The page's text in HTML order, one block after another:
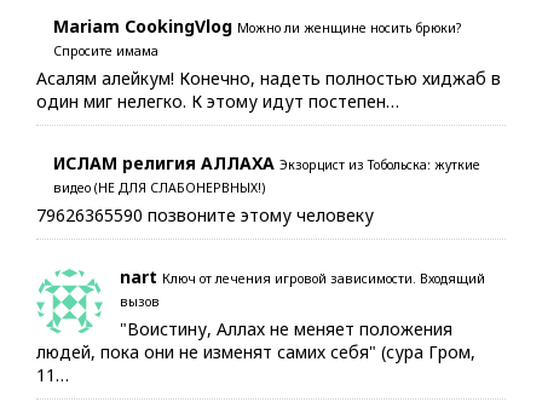
Mariam CookingVlog Можно ли женщине носить брюки?
Спросите имама
Асалям алейкум! Конечно, надеть полностью хиджаб в
один миг нелегко. К этому идут постепен…
ИСЛАМ религия АЛЛАХА Экзорцист из Тобольска: жуткие
видео (НЕ ДЛЯ СЛАБОНЕРВНЫХ!)
79626365590 позвоните этому человеку
nart Ключ от лечения игровой зависимости. Входящий
вызов
"Воистину, Аллах не меняет положения
людей, пока они не изменят самих себя" (сура Гром,
11…